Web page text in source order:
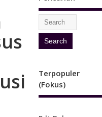
Terpopuler
(Fokus)